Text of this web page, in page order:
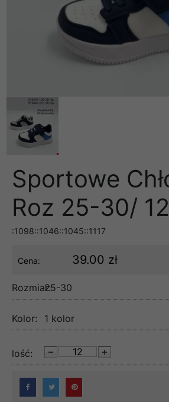
Sportowe
Roz 25-30/
:1098::1046::1045::1117
Cena: 39.00 zł
Rozmiar:25-30
Kolor: 1 kolor
lość: